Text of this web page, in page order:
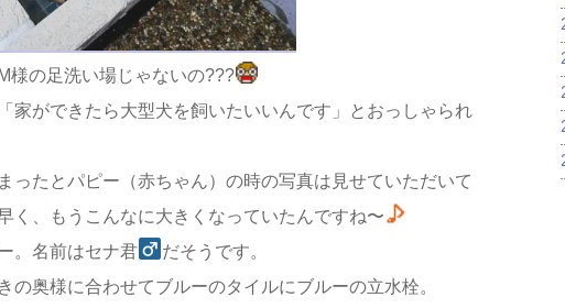
様の足洗い場じゃないの???
家ができたら大型犬を飼いたいいんです」とおっしゃられ
ったとパピー（赤ちゃん）の時の写真は見せていただいて
く、もうこんなに大きくなっていたんですね〜
。名前はセナ君
だそうです。
の奥様に合わせてブルーのタイルにブルーの立水栓。